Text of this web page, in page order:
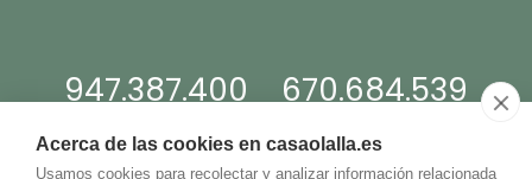
Acerca de las cookies en casaolalla.es
Usamos cookies para recolectar y analizar información relacionada
947.387.400 670.684.539
lacasaolalla@gmail.com